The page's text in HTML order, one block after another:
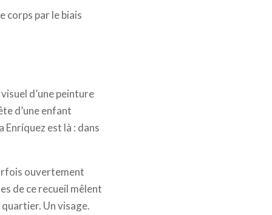
corps par le biais
d’une peinture
d’une enfant
est là : dans
ouvertement
de ce recueil mêlent
Un visage.